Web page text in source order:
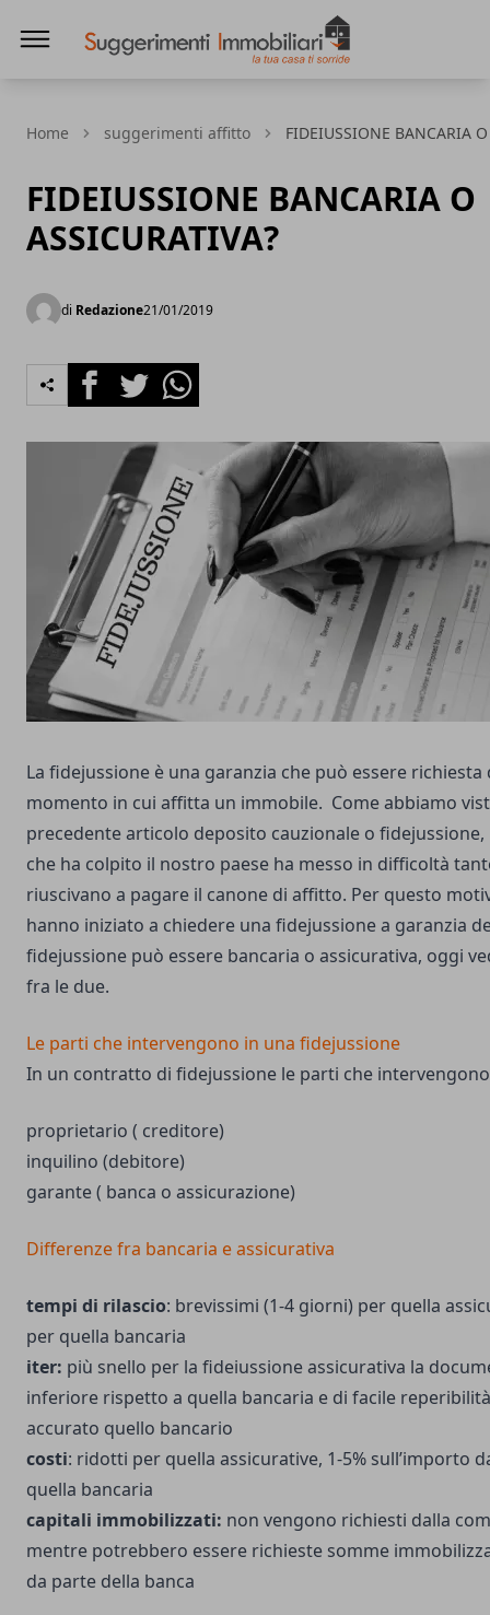
Home suggerimenti affitto FIDEIUSSIONE BANCARIA O
FIDEIUSSIONE BANCARIA O
ASSICURATIVA?
di Redazione21/01/2019
FacebookTwitterWhatsapp
La fidejussione è una garanzia che può essere
momento in cui affitta un immobile. Come abbiamo
precedente articolo deposito cauzionale o fidejussione,
che ha colpito il nostro paese ha messo in difficoltà
riuscivano a pagare il canone di affitto. Per questo
hanno iniziato a chiedere una fidejussione a garanzia
fidejussione può essere bancaria o assicurativa, oggi
fra le due.
Le parti che intervengono in una fidejussione
In un contratto di fidejussione le parti che
proprietario ( creditore)
inquilino (debitore)
garante ( banca o assicurazione)
Differenze fra bancaria e assicurativa
tempi di rilascio: brevissimi (1-4 giorni) per quella
per quella bancaria
iter: più snello per la fideiussione assicurativa la
inferiore rispetto a quella bancaria e di facile
accurato quello bancario
costi: ridotti per quella assicurative, 1-5% sull’importo
quella bancaria
capitali immobilizzati: non vengono richiesti dalla
mentre potrebbero essere richieste somme
da parte della banca